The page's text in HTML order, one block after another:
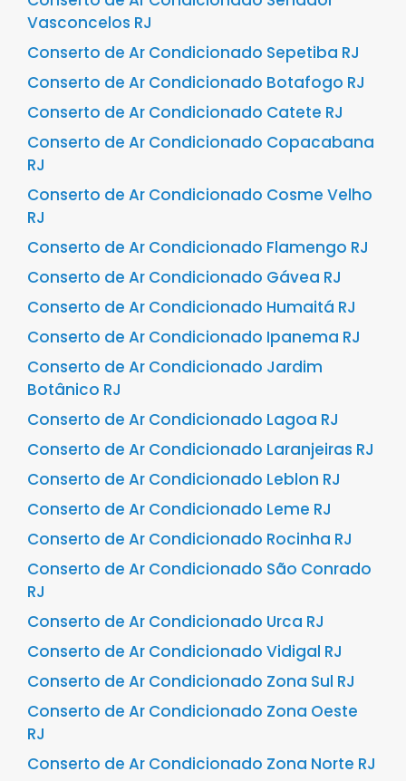
Vasconcelos RJ
Conserto de Ar Condicionado Sepetiba RJ
Conserto de Ar Condicionado Botafogo RJ
Conserto de Ar Condicionado Catete RJ
Conserto de Ar Condicionado Copacabana
RJ
Conserto de Ar Condicionado Cosme Velho
RJ
Conserto de Ar Condicionado Flamengo RJ
Conserto de Ar Condicionado Gávea RJ
Conserto de Ar Condicionado Humaitá RJ
Conserto de Ar Condicionado Ipanema RJ
Conserto de Ar Condicionado Jardim
Botânico RJ
Conserto de Ar Condicionado Lagoa RJ
Conserto de Ar Condicionado Laranjeiras RJ
Conserto de Ar Condicionado Leblon RJ
Conserto de Ar Condicionado Leme RJ
Conserto de Ar Condicionado Rocinha RJ
Conserto de Ar Condicionado São Conrado
RJ
Conserto de Ar Condicionado Urca RJ
Conserto de Ar Condicionado Vidigal RJ
Conserto de Ar Condicionado Zona Sul RJ
Conserto de Ar Condicionado Zona Oeste
RJ
Conserto de Ar Condicionado Zona Norte RJ